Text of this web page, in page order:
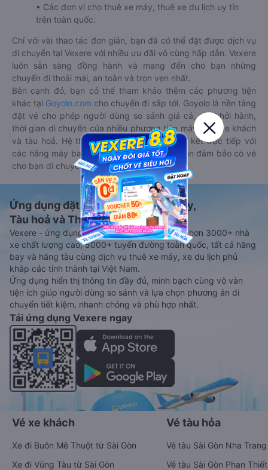
• Các đơn vị cho thuê xe máy, thuê xe du lịch uy tín
trên toàn quốc.
Chỉ với vài thao tác đơn giản, bạn đã có thể đặt được dịch vụ
di chuyển tại Vexere với nhiều ưu đãi vô cùng hấp dẫn. Vexere
luôn sẵn sàng đồng hành và mang đến cho bạn những
chuyến đi thoải mái, an toàn và trọn vẹn nhất.
Bên cạnh đó, bạn có thể tham khảo thêm các phương tiện
khác tại Goyolo.com cho chuyến đi sắp tới. Goyolo là nền tảng
đặt vé cho phép người dùng so sánh giá cả, giờ khởi hành,
thời gian di chuyển của nhiều phương tiện máy bay, xe khách
và tàu hoả. Hệ thống của Goyolo được liên kết trực tiếp với
các hãng máy bay, xe khách và tàu hoả, luôn đảm bảo có vé
cho bạn di chuyển.
Ứng dụng đặt vé Xe khách, Máy bay,
Tàu hoả và Thuê xe
Vexere - ứng dụng đặt vé đa phương tiện với hơn 3000+ nhà
xe chất lượng cao, 5000+ tuyến đường toàn quốc, tất cả hãng
bay và hãng tàu cùng dịch vụ thuê xe máy, xe du lịch phủ
khắp các tỉnh thành tại Việt Nam.
Ứng dụng hiển thị thông tin đầy đủ, minh bạch cùng vô vàn
tiện ích giúp người dùng so sánh và lựa chọn phương án di
chuyển tiết kiệm, nhanh chóng và phù hợp nhất.
Tải ứng dụng Vexere ngay
Vé xe khách
Xe đi Buôn Mê Thuột từ Sài Gòn
Xe đi Vũng Tàu từ Sài Gòn
Vé tàu hỏa
Vé tàu Sài Gòn Nha Trang
Vé tàu Sài Gòn Phan Thiết